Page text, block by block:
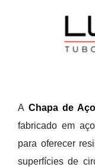
A Chapa de
fabricado em
para oferecer
superfícies de